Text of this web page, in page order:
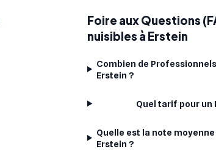
Foire aux Questions
nuisibles à Erstein
Combien de
Erstein ?
Quel tarif pour un
Quelle est la note
Erstein ?